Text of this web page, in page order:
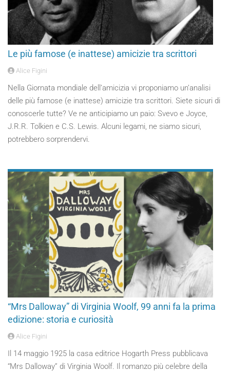
Le più famose (e inattese) amicizie tra scrittori
Alice Figini
Nella Giornata mondiale dell’amicizia vi proponiamo un’analisi
delle più famose (e inattese) amicizie tra scrittori. Siete sicuri di
conoscerle tutte? Ve ne anticipiamo un paio: Svevo e Joyce,
J.R.R. Tolkien e C.S. Lewis. Alcuni legami, ne siamo sicuri,
potrebbero sorprendervi.
“Mrs Dalloway” di Virginia Woolf, 99 anni fa la prima
edizione: storia e curiosità
Alice Figini
Il 14 maggio 1925 la casa editrice Hogarth Press pubblicava
“Mrs Dalloway” di Virginia Woolf. Il romanzo più celebre della